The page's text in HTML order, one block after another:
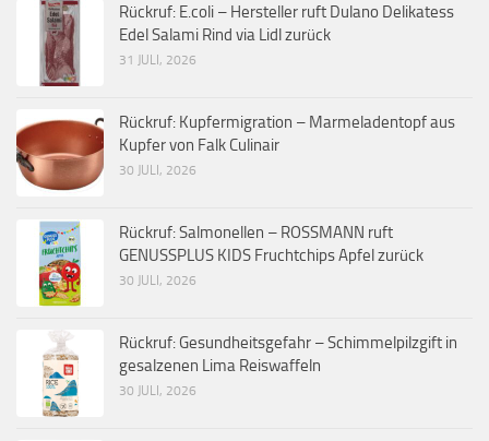
Rückruf: E.coli – Hersteller ruft Dulano Delikatess
Edel Salami Rind via Lidl zurück
31 JULI, 2026
Rückruf: Kupfermigration – Marmeladentopf aus
Kupfer von Falk Culinair
30 JULI, 2026
Rückruf: Salmonellen – ROSSMANN ruft
GENUSSPLUS KIDS Fruchtchips Apfel zurück
30 JULI, 2026
Rückruf: Gesundheitsgefahr – Schimmelpilzgift in
gesalzenen Lima Reiswaffeln
30 JULI, 2026